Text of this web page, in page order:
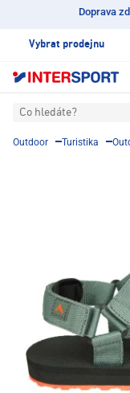
Doprava
Vybrat prodejnu
Co hledáte?
Outdoor Turistika